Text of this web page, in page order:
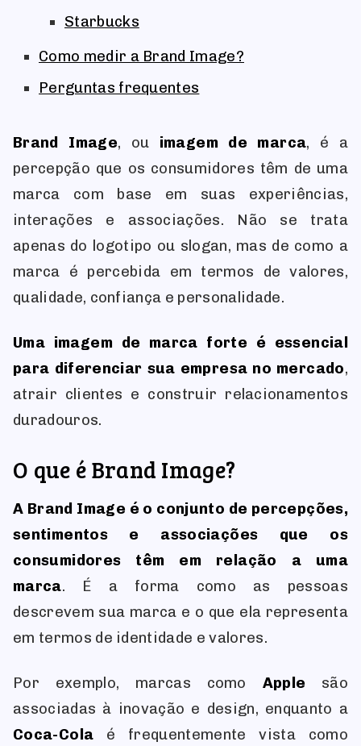
Starbucks
Como medir a Brand Image?
Perguntas frequentes
Brand Image, ou imagem de marca, é a
percepção que os consumidores têm de uma
marca com base em suas experiências,
interações e associações. Não se trata
apenas do logotipo ou slogan, mas de como a
marca é percebida em termos de valores,
qualidade, confiança e personalidade.
Uma imagem de marca forte é essencial
para diferenciar sua empresa no mercado,
atrair clientes e construir relacionamentos
duradouros.
O que é Brand Image?
A Brand Image é o conjunto de percepções,
sentimentos e associações que os
consumidores têm em relação a uma
marca. É a forma como as pessoas
descrevem sua marca e o que ela representa
em termos de identidade e valores.
Por exemplo, marcas como Apple são
associadas à inovação e design, enquanto a
Coca-Cola é frequentemente vista como